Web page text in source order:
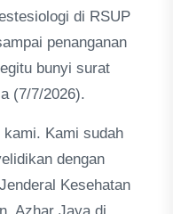
di RSUP
penanganan
bunyi surat
(7/7/2026).
Kami sudah
dengan
Kesehatan